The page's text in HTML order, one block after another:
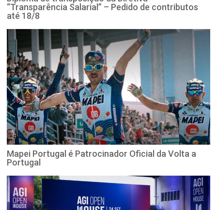
“Transparência Salarial” – Pedido de contributos
até 18/8
Mapei Portugal é Patrocinador Oficial da Volta a
Portugal